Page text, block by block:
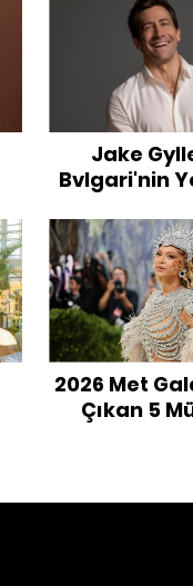
Jake
Bvlgari'nin
2026 Met
Çıkan 5